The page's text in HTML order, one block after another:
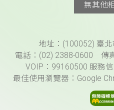
無其他
頁尾資訊地址：(100052) 臺
電話：(02) 2388-0600 傳
VOIP：99160500 服務
最佳使用瀏覽器：Google